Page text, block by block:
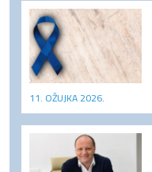
11. OŽUJKA 2026.